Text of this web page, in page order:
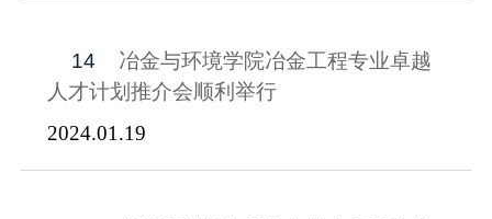
14
冶金与环境学院冶金工程专业卓越
人才计划推介会顺利举行
2024.01.19